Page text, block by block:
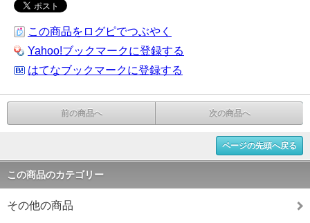
この商品をログピでつぶやく
Yahoo!ブックマークに登録する
はてなブックマークに登録する
前の商品へ 次の商品へ
ページの先頭へ戻る
この商品のカテゴリー
その他の商品